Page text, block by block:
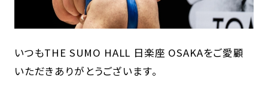
いつもTHE SUMO HALL 日楽座 OSAKAをご愛顧
いただきありがとうございます。